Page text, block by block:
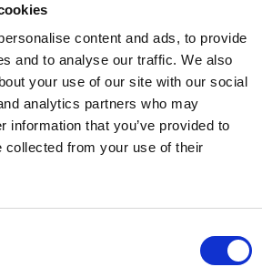
content and ads, to provide
and to analyse our traffic. We also
your use of our site with our social
analytics partners who may
information that you’ve provided to
collected from your use of their
présence mondiale, Comau aide
tailles, dans presque tous les
tirer parti de l’automatisation.
continu dans la conception et le
innovantes et faciles à
des produits et systèmes destinés
très utilisés dans
que des solutions robotiques et
s’étend également à la gestion de